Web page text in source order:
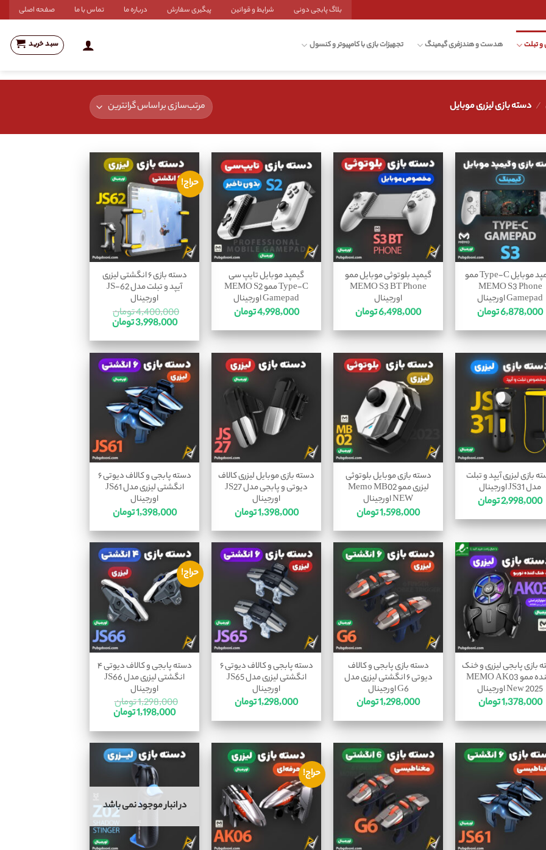
بلاگ پابجی دونی شرایط و قوانین پیگیری سفارش درباره ما تماس با ما صفحه اصلی
و تبلت هدست و هندزفری گیمینگ تجهیزات بازی با کامپیوتر و کنسول سبد خرید
/ دسته بازی لیزری موبایل
گیمپد موبایل Type-C ممو
MEMO S3 Phone
Gamepad اورجینال
6,878,000تومان
گیمپد بلوتوثی موبایل ممو
MEMO S3 BT Phone
اورجینال
6,498,000تومان
گیمپد موبایل تایپ سی
Type-C ممو MEMO S2
Gamepad اورجینال
4,998,000تومان
حراج!
دسته بازی ۶ انگشتی لیزری
آیپد و تبلت مدل JS-62
اورجینال
4,400,000تومان
3,998,000تومان
بازی لیزری آیپد و تبلت
مدل JS31 اورجینال
2,998,000تومان
دسته بازی موبایل بلوتوثی
لیزری ممو Memo MB02
NEW اورجینال
1,598,000تومان
دسته بازی موبایل لیزری کالاف
دیوتی و پابجی مدل JS27
اورجینال
1,398,000تومان
دسته پابجی و کالاف دیوتی ۶
انگشتی لیزری مدل JS61
اورجینال
1,398,000تومان
بازی پابجی لیزری و خنک
کننده ممو MEMO AK03
New 2025 اورجینال
1,378,000تومان
دسته بازی پابجی و کالاف
دیوتی ۶ انگشتی لیزری مدل
G6 اورجینال
1,298,000تومان
دسته پابجی و کالاف دیوتی ۶
انگشتی لیزری مدل JS65
اورجینال
1,298,000تومان
حراج!
دسته پابجی و کالاف دیوتی ۴
انگشتی لیزری مدل JS66
اورجینال
1,298,000تومان
1,198,000تومان
حراج!
در انبار موجود نمی باشد